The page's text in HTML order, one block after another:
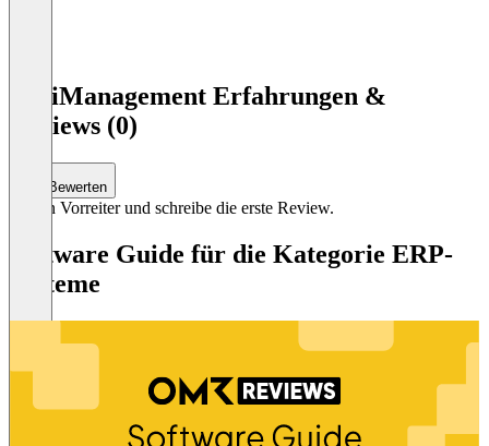
AlFiManagement Erfahrungen &
Reviews (0)
Bewerten
Sei ein Vorreiter und schreibe die erste Review.
Software Guide für die Kategorie ERP-
Systeme